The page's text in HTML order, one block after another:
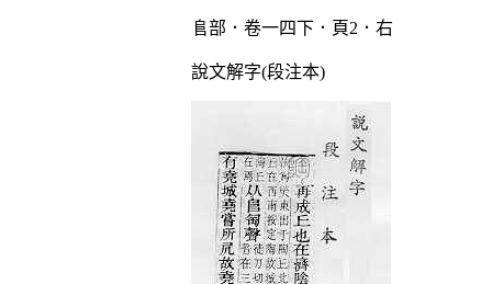
𨸏部．卷一四下．頁2．右
說文解字(段注本)